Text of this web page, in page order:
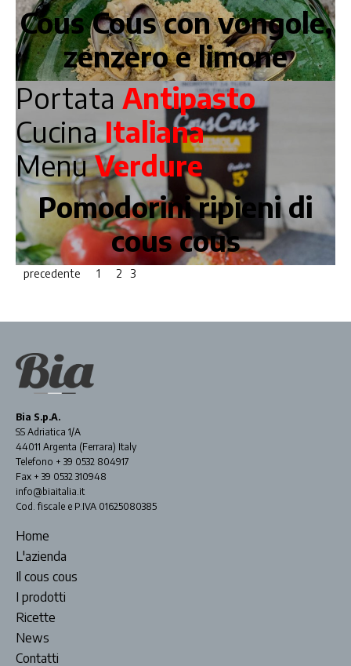
Cous Cous con vongole,
zenzero e limone
Portata Antipasto
CucinaItaliana
MenuVerdure
Pomodorini ripieni di
cous cous
precedente 1 2 3
Bia S.p.A.
SS Adriatica 1/A
44011 Argenta (Ferrara) Italy
Telefono + 39 0532 804917
Fax + 39 0532 310948
info@biaitalia.it
Cod. fiscale e P.IVA 01625080385
Home
L'azienda
Il cous cous
I prodotti
Ricette
News
Contatti